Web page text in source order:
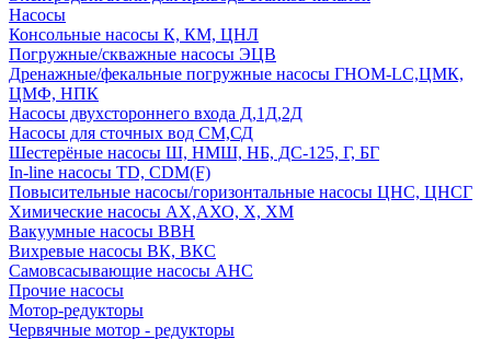
Насосы
Консольные насосы К, КМ, ЦНЛ
Погружные/скважные насосы ЭЦВ
Дренажные/фекальные погружные насосы ГНОМ-LC,ЦМК,
ЦМФ, НПК
Насосы двухстороннего входа Д,1Д,2Д
Насосы для сточных вод СМ,СД
Шестерёные насосы Ш, НМШ, НБ, ДС-125, Г, БГ
In-line насосы TD, CDM(F)
Повысительные насосы/горизонтальные насосы ЦНС, ЦНСГ
Химические насосы АХ,АХО, Х, ХМ
Вакуумные насосы ВВН
Вихревые насосы ВК, ВКС
Самовсасывающие насосы АНС
Прочие насосы
Мотор-редукторы
Червячные мотор - редукторы